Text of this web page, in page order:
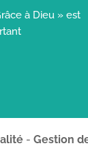
à Dieu » est
-Gestion